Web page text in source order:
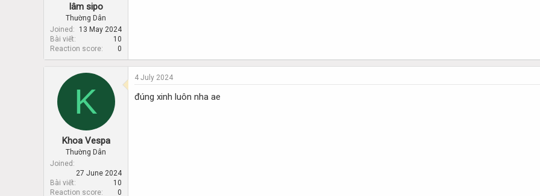
lâm sipo
Thường Dân
Joined
13 May 2024
Bài viết
10
Reaction score
0
K
Khoa Vespa
Thường Dân
Joined
27 June 2024
Bài viết
10
Reaction score
0
4 July 2024
đúng xinh luôn nha ae